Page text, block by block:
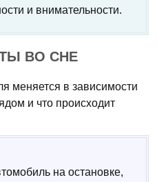
и внимательности.
ВО СНЕ
меняется в зависимости
и что происходит
на остановке,